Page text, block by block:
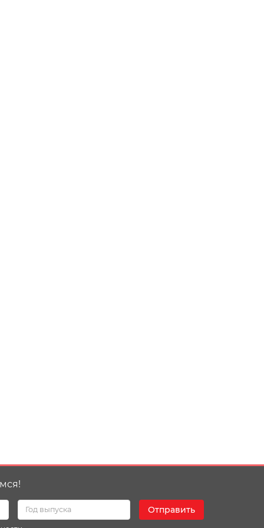
Отправить